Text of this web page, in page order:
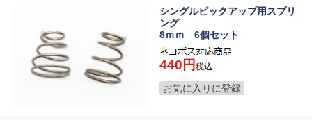
シングルピックアップ用スプリ
ング
8ｍｍ 6個セット
440 税込
お気に入りに登録